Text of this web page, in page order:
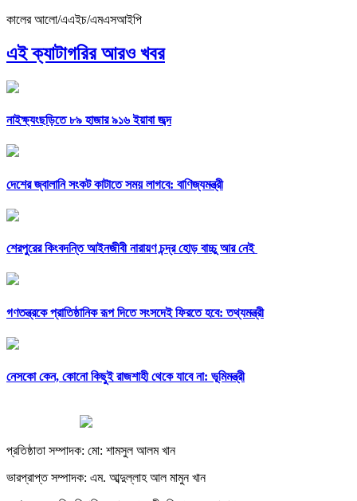
কালের আলো/এএইচ/এমএসআইপি
এই ক্যাটাগরির আরও খবর
নাইক্ষ্যংছড়িতে ৮৯ হাজার ৯১৬ ইয়াবা জব্দ
দেশের জ্বালানি সংকট কাটাতে সময় লাগবে: বাণিজ্যমন্ত্রী
শেরপুরের কিংবদন্তি আইনজীবী নারায়ণ চন্দ্র হোড় বাচ্চু আর নেই
গণতন্ত্রকে প্রাতিষ্ঠানিক রূপ দিতে সংসদেই ফিরতে হবে: তথ্যমন্ত্রী
নেসকো কেন, কোনো কিছুই রাজশাহী থেকে যাবে না: ভূমিমন্ত্রী
প্রতিষ্ঠাতা সম্পাদক: মো: শামসুল আলম খান
ভারপ্রাপ্ত সম্পাদক: এম. আব্দুল্লাহ আল মামুন খান